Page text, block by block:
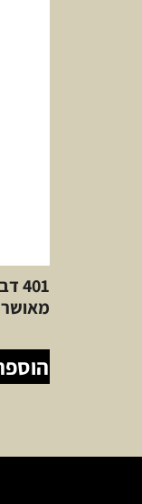
מאושר NSF